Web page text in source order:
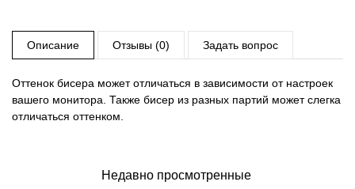
Описание Отзывы (0) Задать вопрос
Оттенок бисера может отличаться в зависимости от настроек
вашего монитора. Также бисер из разных партий может слегка
отличаться оттенком.
Недавно просмотренные